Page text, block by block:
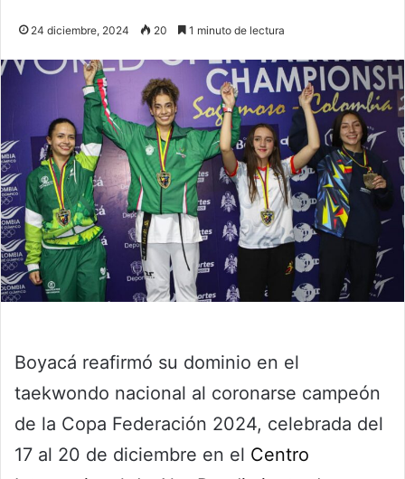
24 diciembre, 2024 20 1 minuto de lectura
Boyacá reafirmó su dominio en el
taekwondo nacional al coronarse campeón
de la Copa Federación 2024, celebrada del
17 al 20 de diciembre en el Centro